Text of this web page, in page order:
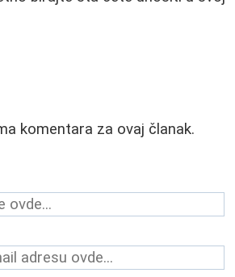
komentara za ovaj članak.